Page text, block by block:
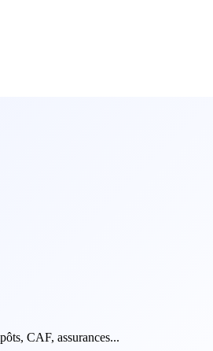
CAF, assurances...